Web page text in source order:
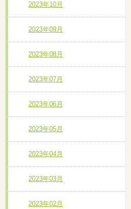
2023年10月
2023年09月
2023年08月
2023年07月
2023年06月
2023年05月
2023年04月
2023年03月
2023年02月